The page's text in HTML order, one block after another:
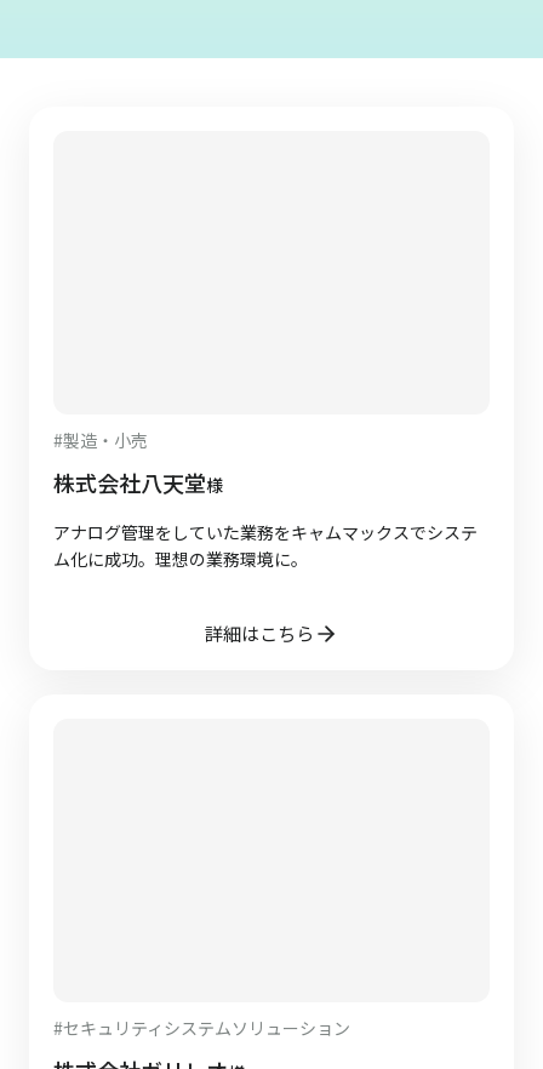
#製造・小売
株式会社八天堂様
アナログ管理をしていた業務をキャムマックスでシステ
ム化に成功。理想の業務環境に。
詳細はこちら
#セキュリティシステムソリューション